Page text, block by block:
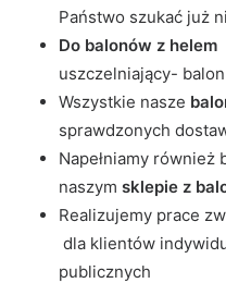
Państwo szukać już
Do balonów z helem
uszczelniający-
Wszystkie nasze
sprawdzonych
Napełniamy również
naszym sklepie z
Realizujemy prace
dla klientów
publicznych